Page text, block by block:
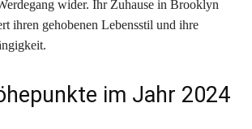
wider. Ihr Zuhause in Brooklyn
ihren gehobenen Lebensstil und ihre
im Jahr 2024